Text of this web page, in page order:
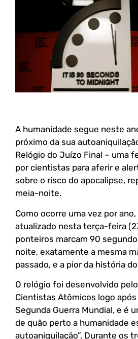
A humanidade segue neste
próximo da sua
Relógio do Juízo Final – uma
por cientistas para aferir e
sobre o risco do apocalipse,
meia-noite.
Como ocorre uma vez por
atualizado nesta terça-feira
ponteiros marcam 90
noite, exatamente a mesma
passado, e a pior da história
O relógio foi desenvolvido
Cientistas Atômicos logo após
Segunda Guerra Mundial, e é
de quão perto a humanidade
autoaniquilação”. Durante os